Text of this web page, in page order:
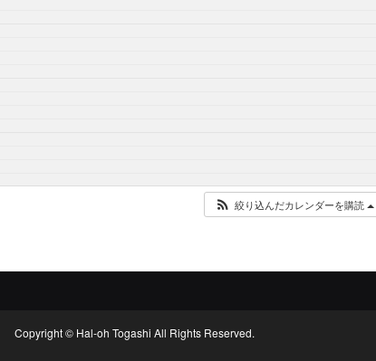
絞り込んだカレンダーを購読
Copyright © Hal-oh Togashi All Rights Reserved.